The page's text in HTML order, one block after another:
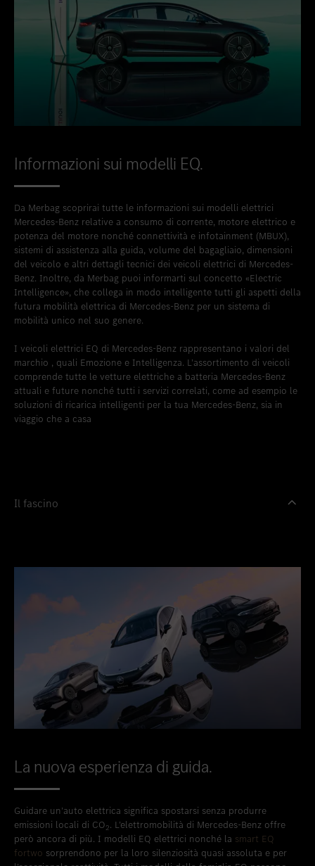
Informazioni sui modelli EQ.
Da Merbag scoprirai tutte le informazioni sui modelli elettrici
Mercedes-Benz relative a consumo di corrente, motore elettrico e
potenza del motore nonché connettività e infotainment (MBUX),
sistemi di assistenza alla guida, volume del bagagliaio, dimensioni
del veicolo e altri dettagli tecnici dei veicoli elettrici di Mercedes-
Benz. Inoltre, da Merbag puoi informarti sul concetto «Electric
Intelligence», che collega in modo intelligente tutti gli aspetti della
futura mobilità elettrica di Mercedes-Benz per un sistema di
mobilità unico nel suo genere.
I veicoli elettrici EQ di Mercedes-Benz rappresentano i valori del
marchio , quali Emozione e Intelligenza. L’assortimento di veicoli
comprende tutte le vetture elettriche a batteria Mercedes-Benz
attuali e future nonché tutti i servizi correlati, come ad esempio le
soluzioni di ricarica intelligenti per la tua Mercedes-Benz, sia in
viaggio che a casa
Il fascino
La nuova esperienza di guida.
Guidare un’auto elettrica significa spostarsi senza produrre
emissioni locali di CO2. L’elettromobilità di Mercedes-Benz offre
però ancora di più. I modelli EQ elettrici nonché la smart EQ
fortwo sorprendono per la loro silenziosità quasi assoluta e per